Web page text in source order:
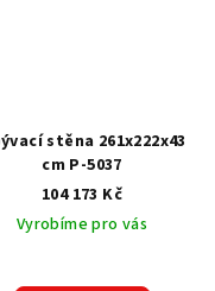
stěna 261x222x43
cm P-5037
104 173 Kč
Vyrobíme pro vás